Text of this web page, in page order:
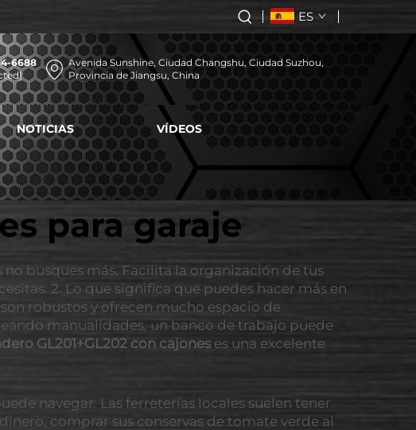
ES
6688
Avenida Sunshine, Ciudad Changshu, Ciudad Suzhou,
Provincia de Jiangsu, China
NOTICIAS VÍDEOS
para garaje
busques más. Facilita la organización de tus
2. Lo que significa que puedes hacer más en
robustos y ofrecen mucho espacio de
manualidades, un banco de trabajo puede
GL201+GL202 con cajones es una excelente
navegar. Las ferreterías locales suelen tener
comprar sus conservas de tomate verde al